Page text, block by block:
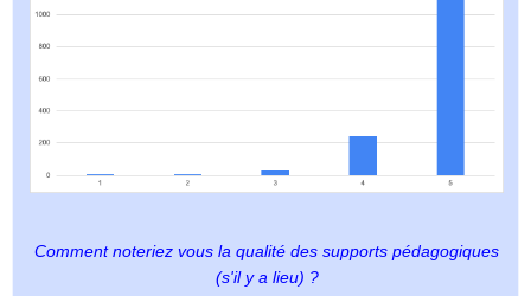
Comment noteriez vous la qualité des supports pédagogiques
(s'il y a lieu) ?